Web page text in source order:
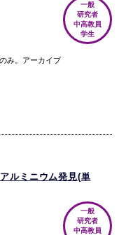
み。アーカイブ
一般
研究者
中高教員
学生
ルミニウム発見(単
一般
研究者
中高教員